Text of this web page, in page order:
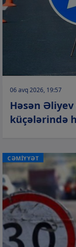
06 avq 2026, 19:57
Həsən
küçələrində
CƏMİYYƏT